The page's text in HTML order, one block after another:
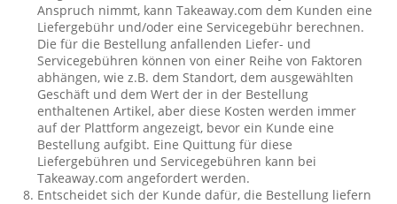
Anspruch nimmt, kann Takeaway.com dem Kunden eine
Liefergebühr und/oder eine Servicegebühr berechnen.
Die für die Bestellung anfallenden Liefer- und
Servicegebühren können von einer Reihe von Faktoren
abhängen, wie z.B. dem Standort, dem ausgewählten
Geschäft und dem Wert der in der Bestellung
enthaltenen Artikel, aber diese Kosten werden immer
auf der Plattform angezeigt, bevor ein Kunde eine
Bestellung aufgibt. Eine Quittung für diese
Liefergebühren und Servicegebühren kann bei
Takeaway.com angefordert werden.
Entscheidet sich der Kunde dafür, die Bestellung liefern